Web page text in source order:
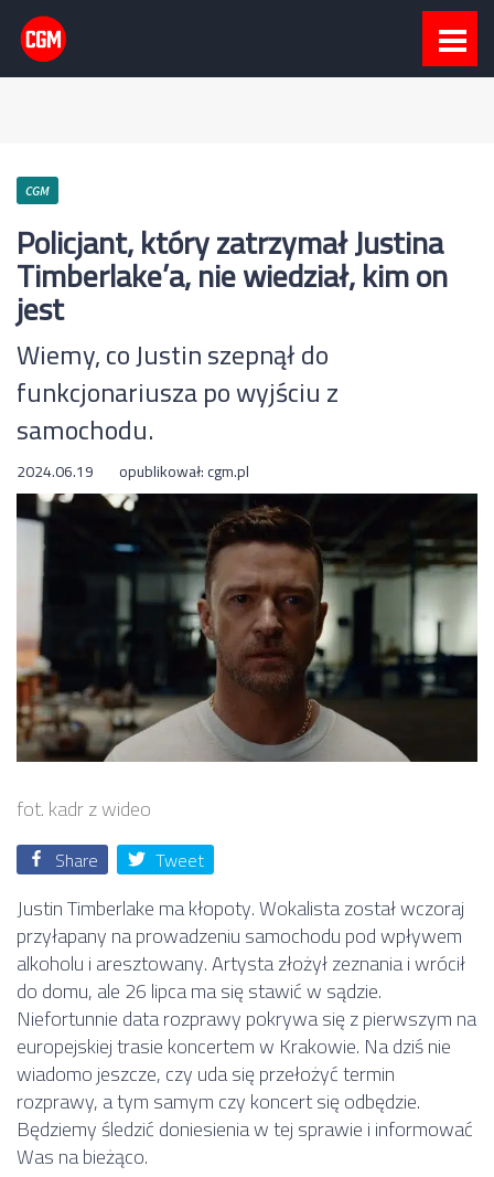
CGM
Policjant, który zatrzymał Justina
Timberlake’a, nie wiedział, kim on
jest
Wiemy, co Justin szepnął do
funkcjonariusza po wyjściu z
samochodu.
2024.06.19 opublikował:cgm.pl
fot. kadr z wideo
Share Tweet
Justin Timberlake ma kłopoty. Wokalista został wczoraj
przyłapany na prowadzeniu samochodu pod wpływem
alkoholu i aresztowany. Artysta złożył zeznania i wrócił
do domu, ale 26 lipca ma się stawić w sądzie.
Niefortunnie data rozprawy pokrywa się z pierwszym na
europejskiej trasie koncertem w Krakowie. Na dziś nie
wiadomo jeszcze, czy uda się przełożyć termin
rozprawy, a tym samym czy koncert się odbędzie.
Będziemy śledzić doniesienia w tej sprawie i informować
Was na bieżąco.